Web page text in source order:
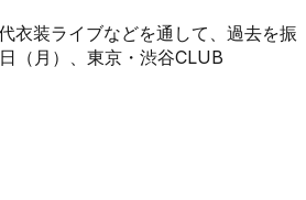
衣装ライブなどを通して、過去を振
（月）、東京・渋谷CLUB